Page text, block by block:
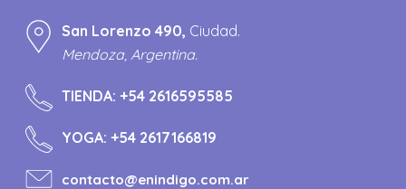
San Lorenzo 490, Ciudad.
Mendoza, Argentina.
TIENDA:+54 2616595585
YOGA:+54 2617166819
contacto@enindigo.com.ar